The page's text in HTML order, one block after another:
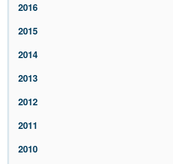
2016
2015
2014
2013
2012
2011
2010